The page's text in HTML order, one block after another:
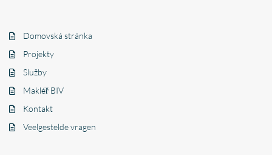
Domovská stránka
Projekty
Služby
Makléř BIV
Kontakt
Veelgestelde vragen